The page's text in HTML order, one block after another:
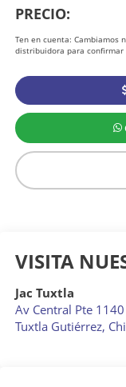
PRECIO:
Ten en cuenta: Cambiamos
distribuidora para
VISITA
Jac Tuxtla
Av Central Pte 1140
Tuxtla Gutiérrez,